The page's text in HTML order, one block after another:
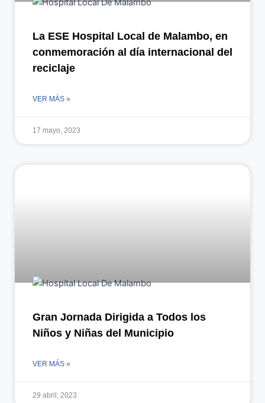
La ESE Hospital Local de Malambo, en
conmemoración al día internacional del
reciclaje
VER MÁS »
17 mayo, 2023
Gran Jornada Dirigida a Todos los
Niños y Niñas del Municipio
VER MÁS »
29 abril, 2023